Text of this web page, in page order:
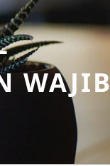
WAJIB